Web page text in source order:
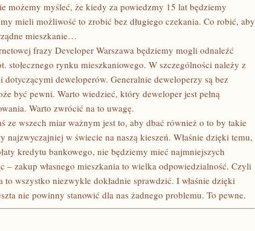
możemy myśleć, że kiedy za powiedzmy 15 lat będziemy
mieli możliwość to zrobić bez długiego czekania. Co robić, aby
mieszkanie…
frazy Developer Warszawa będziemy mogli odnaleźć
stołecznego rynku mieszkaniowego. W szczególności należy z
deweloperów. Generalnie deweloperzy są bez
być pewni. Warto wiedzieć, który deweloper jest pełną
Warto zwrócić na to uwagę.
ze wszech miar ważnym jest to, aby dbać również o to by takie
najzwyczajniej w świecie na naszą kieszeń. Właśnie dzięki temu,
kredytu bankowego, nie będziemy mieć najmniejszych
zakup własnego mieszkania to wielka odpowiedzialność. Czyli
wszystko niezwykle dokładnie sprawdzić. I właśnie dzięki
nie powinny stanowić dla nas żadnego problemu. To pewne.